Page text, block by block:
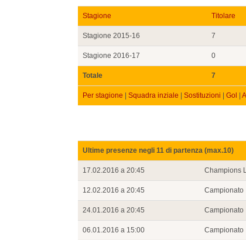
Stagione Titolare
Stagione 2015-16 7
Stagione 2016-17 0
Totale 7
Per stagione | Squadra inziale | Sostituzioni | Gol |
Ultime presenze negli 11 di partenza (max.10)
17.02.2016 a 20:45 Champions
12.02.2016 a 20:45 Campionato
24.01.2016 a 20:45 Campionato
06.01.2016 a 15:00 Campionato